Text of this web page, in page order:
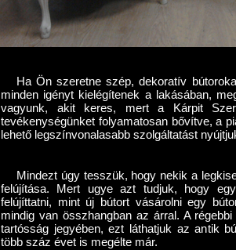
Ha Ön szeretne szép, dekoratív
minden igényt kielégítenek a lakásában,
vagyunk, akit keres, mert a Kárpit
tevékenységünket folyamatosan bővítve, a
lehető legszínvonalasabb szolgáltatást
Mindezt úgy tesszük, hogy nekik a
felújítása. Mert ugye azt tudjuk, hogy
felújíttatni, mint új bútort vásárolni egy
mindig van összhangban az árral. A
tartósság jegyében, ezt láthatjuk az antik
több száz évet is megélte már.